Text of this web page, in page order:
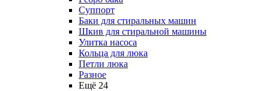
Суппорт
Баки для стиральных машин
Шкив для стиральной машины
Улитка насоса
Кольца для люка
Петли люка
Разное
Ещё 24